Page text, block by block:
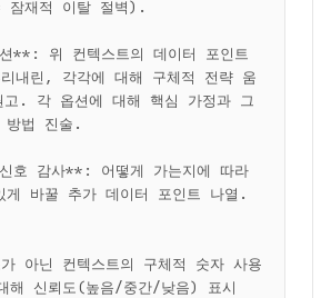
잠재적 이탈 절벽).
**: 위 컨텍스트의 데이터 포인트
내린, 각각에 대해 구체적 전략 움
고. 각 옵션에 대해 핵심 가정과 그
방법 진술.
호 감사**: 어떻게 가는지에 따라
게 바꿀 추가 데이터 포인트 나열.
아닌 컨텍스트의 구체적 숫자 사용
해 신뢰도(높음/중간/낮음) 표시